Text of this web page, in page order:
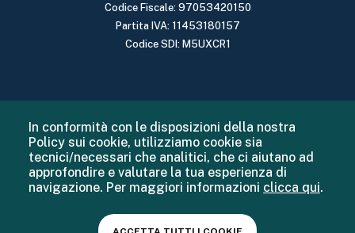
Codice Fiscale: 97053420150
Partita IVA: 11453180157
Codice SDI: M5UXCR1
In conformità con le disposizioni della nostra
Policy sui cookie, utilizziamo cookie sia
tecnici/necessari che analitici, che ci aiutano ad
approfondire e valutare la tua esperienza di
navigazione. Per maggiori informazioni clicca qui.